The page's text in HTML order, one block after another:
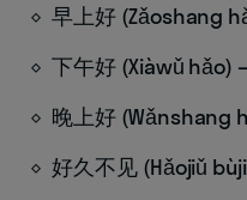
早上好 (Zǎoshang
下午好 (Xiàwǔ
晚上好
好久不见 (Hǎojiǔ